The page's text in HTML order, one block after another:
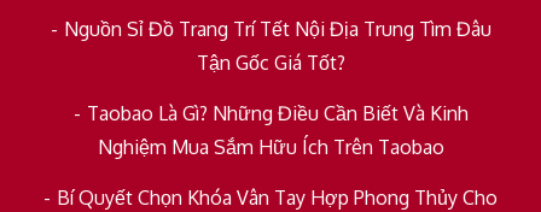
Nguồn Sỉ Đồ Trang Trí Tết Nội Địa Trung Tìm Đâu
Tận Gốc Giá Tốt?
Taobao Là Gì? Những Điều Cần Biết Và Kinh
Nghiệm Mua Sắm Hữu Ích Trên Taobao
Bí Quyết Chọn Khóa Vân Tay Hợp Phong Thủy Cho